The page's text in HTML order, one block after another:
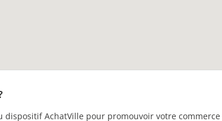
AchatVille pour promouvoir votre